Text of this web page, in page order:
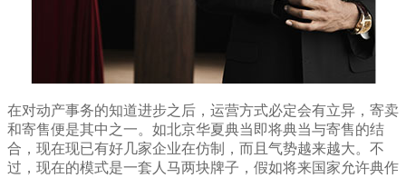
在对动产事务的知道进步之后，运营方式必定会有立异，寄卖
和寄售便是其中之一。如北京华夏典当即将典当与寄售的结
合，现在现已有好几家企业在仿制，而且气势越来越大。不
过，现在的模式是一套人马两块牌子，假如将来国家允许典作